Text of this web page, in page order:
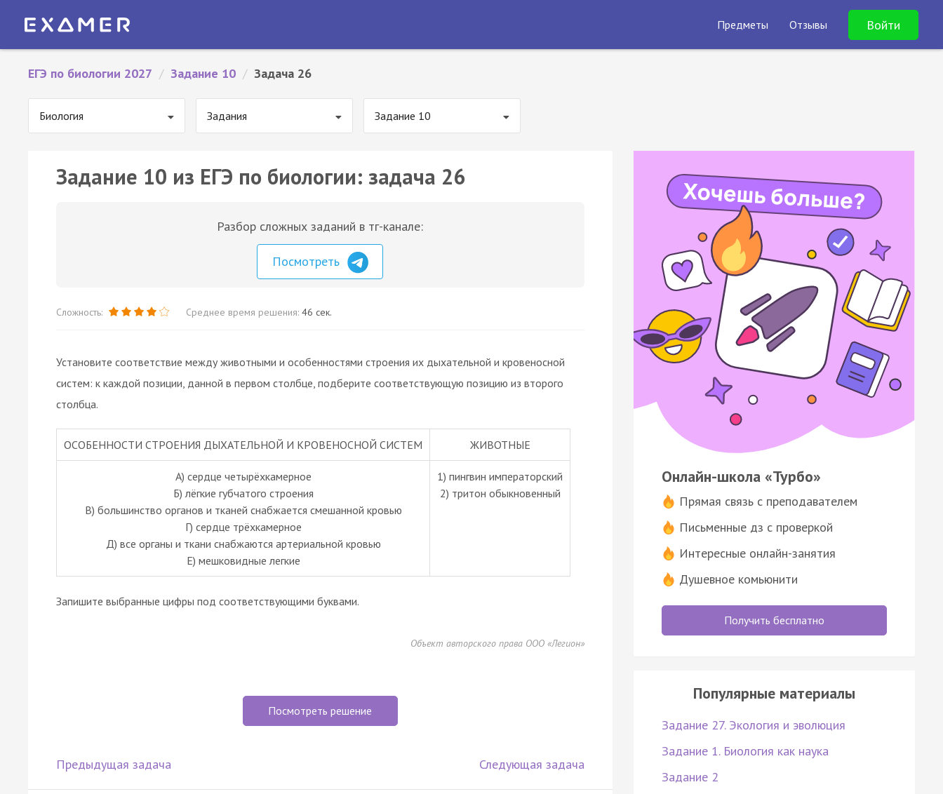
Предметы Отзывы Войти
ЕГЭ по биологии 2027 / Задание 10 / Задача 26
Биология Задания Задание 10
Задание 10 из ЕГЭ по биологии: задача 26
Разбор сложных заданий в тг-канале:
Посмотреть
Сложность: Среднее время решения: 46 сек.
Установите соответствие между животными и особенностями строения их дыхательной и кровеносной
систем: к каждой позиции, данной в первом столбце, подберите соответствующую позицию из второго
столбца.
ОСОБЕННОСТИ СТРОЕНИЯ ДЫХАТЕЛЬНОЙ И КРОВЕНОСНОЙ СИСТЕМ ЖИВОТНЫЕ
A) сердце четырёхкамерное
Б) лёгкие губчатого строения
В) большинство органов и тканей снабжается смешанной кровью
Г) сердце трёхкамерное
Д) все органы и ткани снабжаются артериальной кровью
Е) мешковидные легкие
1) пингвин императорский
2) тритон обыкновенный
Запишите выбранные цифры под соответствующими буквами.
Объект авторского права ООО «Легион»
Посмотреть решение
Предыдущая задача Следующая задача
Онлайн-школа «Турбо»
Прямая связь с преподавателем
Письменные дз с проверкой
Интересные онлайн-занятия
Душевное комьюнити
Получить бесплатно
Популярные материалы
Задание 27. Экология и эволюция
Задание 1. Биология как наука
Задание 2